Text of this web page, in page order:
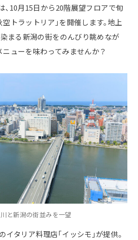
、10月15日から20階展望フロアで旬
トラットリア」を開催します。地上
まる新潟の街をのんびり眺めなが
ニューを味わってみませんか？
と新潟の街並みを一望
タリア料理店「イッシモ」が提供。